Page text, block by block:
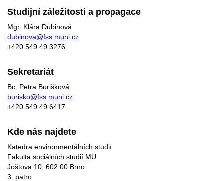
Studijní záležitosti a propagace
Mgr. Klára Dubinová
dubinova@fss.muni.cz
+420 549 49 3276
Sekretariát
Bc. Petra Burišková
burisko@fss.muni.cz
+420 549 49 6417
Kde nás najdete
Katedra environmentálních studií
Fakulta sociálních studií MU
Joštova 10, 602 00 Brno
3. patro